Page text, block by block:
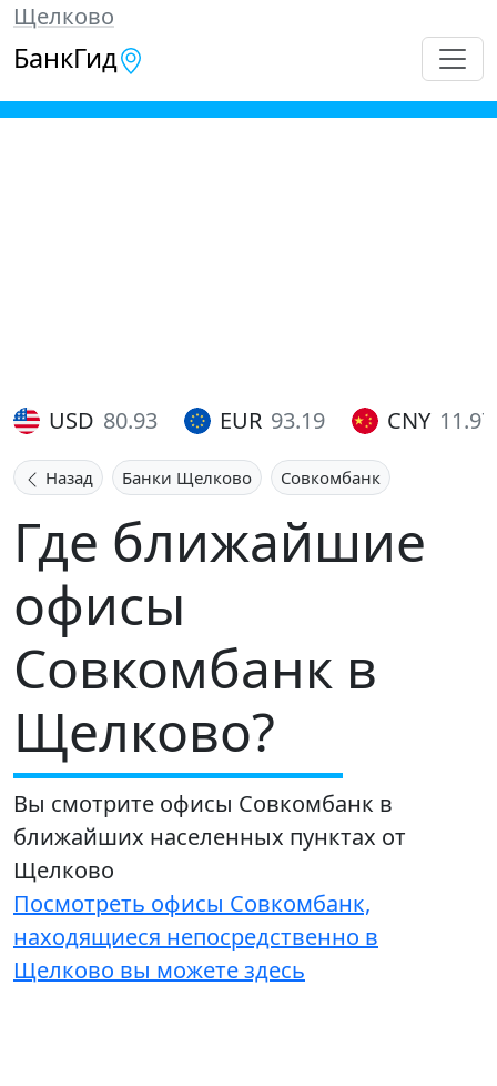
Щелково
БанкГид
USD 80.93 EUR 93.19 CNY 11.97
Назад Банки Щелково Совкомбанк
Где ближайшие
офисы
Совкомбанк в
Щелково?
Вы смотрите офисы Совкомбанк в
ближайших населенных пунктах от
Щелково
Посмотреть офисы Совкомбанк,
находящиеся непосредственно в
Щелково вы можете здесь